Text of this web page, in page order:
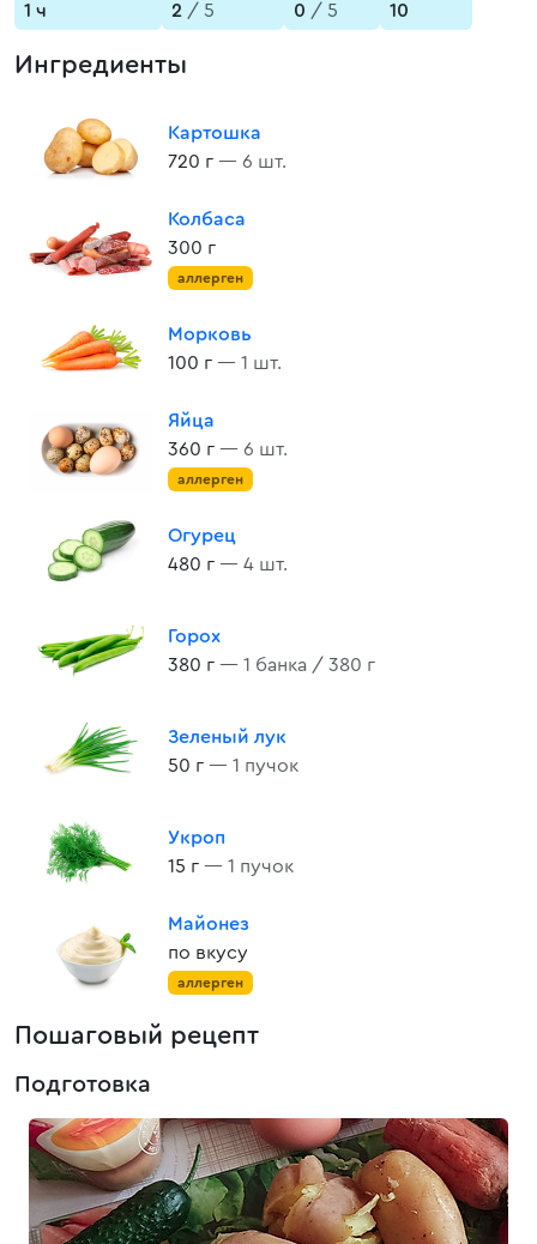
1 ч
2 / 5
0 / 5
10
Ингредиенты
Картошка
720 г — 6 шт.
Колбаса
300 г
аллерген
Морковь
100 г — 1 шт.
Яйца
360 г — 6 шт.
аллерген
Огурец
480 г — 4 шт.
Горох
380 г — 1 банка / 380 г
Зеленый лук
50 г — 1 пучок
Укроп
15 г — 1 пучок
Майонез
по вкусу
аллерген
Пошаговый рецепт
Подготовка